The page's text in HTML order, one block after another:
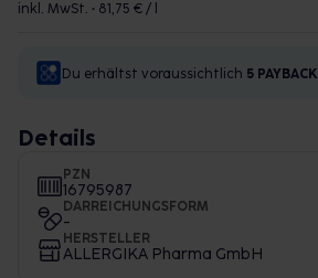
inkl. MwSt. • 81,75 € / l
Du erhältst voraussichtlich 5 PAYBACK
Details
PZN
16795987
DARREICHUNGSFORM
-
HERSTELLER
ALLERGIKA Pharma GmbH